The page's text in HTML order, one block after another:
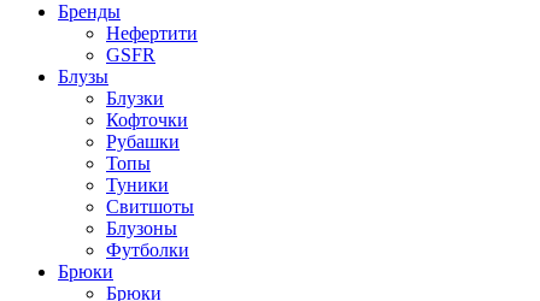
Бренды
Нефертити
GSFR
Блузы
Блузки
Кофточки
Рубашки
Топы
Туники
Свитшоты
Блузоны
Футболки
Брюки
Брюки